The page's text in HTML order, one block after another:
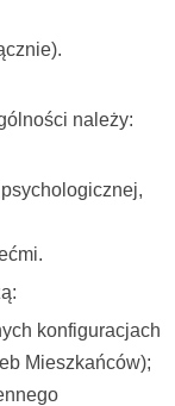
należy:
konfiguracjach
Mieszkańców);